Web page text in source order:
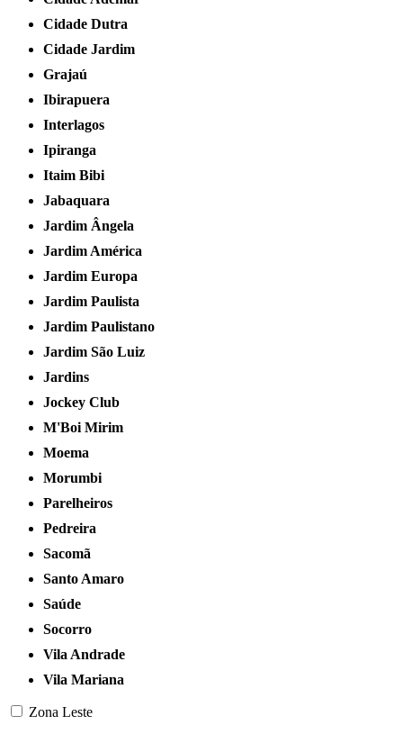
Cidade Dutra
Cidade Jardim
Grajaú
Ibirapuera
Interlagos
Ipiranga
Itaim Bibi
Jabaquara
Jardim Ângela
Jardim América
Jardim Europa
Jardim Paulista
Jardim Paulistano
Jardim São Luiz
Jardins
Jockey Club
M'Boi Mirim
Moema
Morumbi
Parelheiros
Pedreira
Sacomã
Santo Amaro
Saúde
Socorro
Vila Andrade
Vila Mariana
Zona Leste